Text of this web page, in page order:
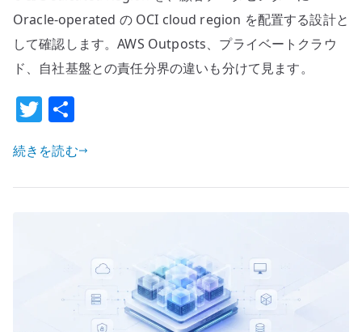
を
ど
う
る
か
–
ラ
Oracle-operated の OCI cloud region を配置する設計と
して確認します。AWS Outposts、プライベートクラウ
ド、自社基盤との責任分界の違いも分けて見ます。
T
w
it
te
続きを読む